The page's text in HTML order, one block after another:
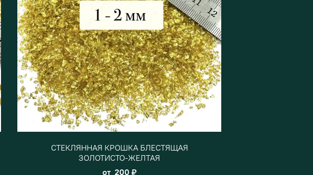
СТЕКЛЯННАЯ КРОШКА БЛЕСТЯЩАЯ
ЗОЛОТИСТО-ЖЕЛТАЯ
от 200 ₽